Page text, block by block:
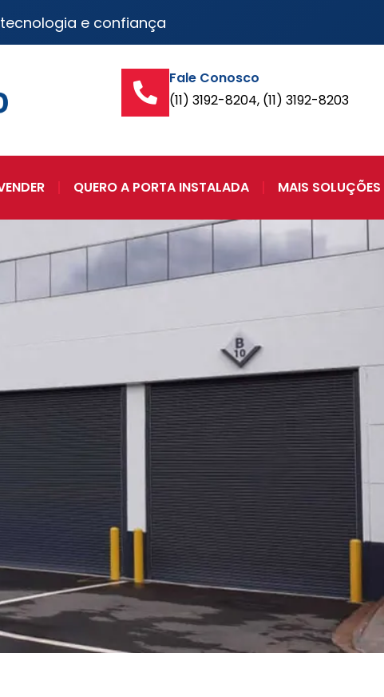
e confiança
Fale Conosco
(11) 3192-8204, (11) 3192-8203
QUERO A PORTA INSTALADA MAIS SOLUÇÕES